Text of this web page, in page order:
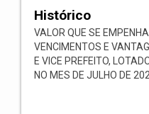
Histórico
VALOR QUE SE
VENCIMENTOS E
E VICE PREFEITO,
NO MES DE JULHO DE